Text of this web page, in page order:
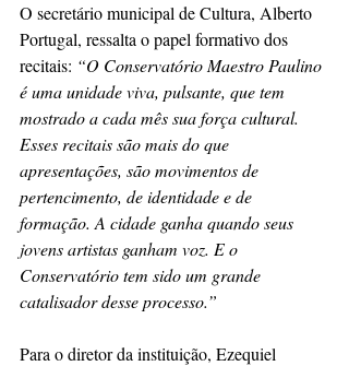
O secretário municipal de Cultura, Alberto
Portugal, ressalta o papel formativo dos
recitais: “O Conservatório Maestro Paulino
é uma unidade viva, pulsante, que tem
mostrado a cada mês sua força cultural.
Esses recitais são mais do que
apresentações, são movimentos de
pertencimento, de identidade e de
formação. A cidade ganha quando seus
jovens artistas ganham voz. E o
Conservatório tem sido um grande
catalisador desse processo.”
Para o diretor da instituição, Ezequiel